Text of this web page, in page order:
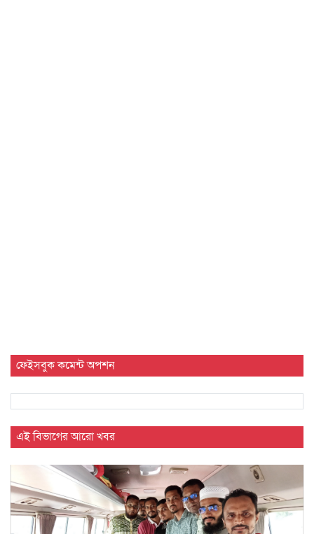
ফেইসবুক কমেন্ট অপশন
এই বিভাগের আরো খবর